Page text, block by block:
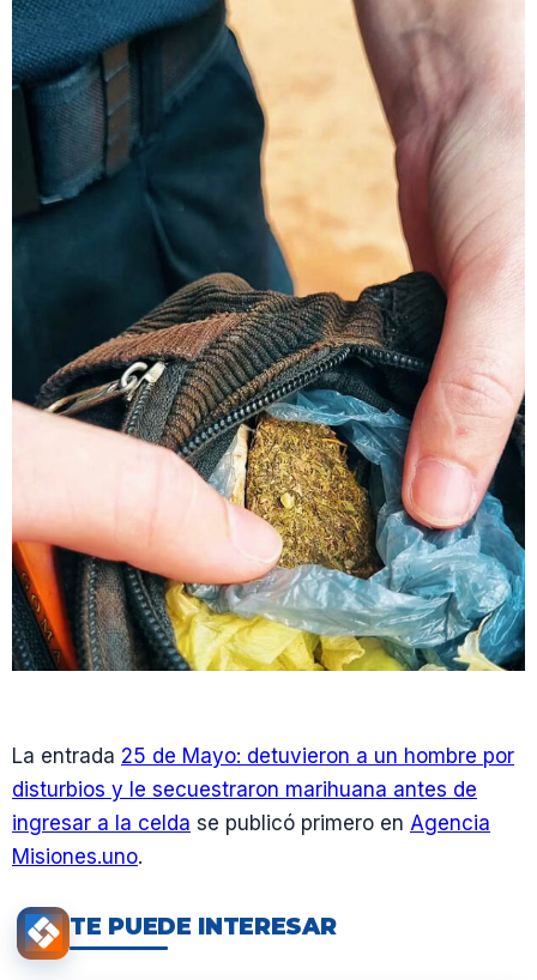
La entrada 25 de Mayo: detuvieron a un hombre por
disturbios y le secuestraron marihuana antes de
ingresar a la celda se publicó primero en Agencia
Misiones.uno.
TE PUEDE INTERESAR